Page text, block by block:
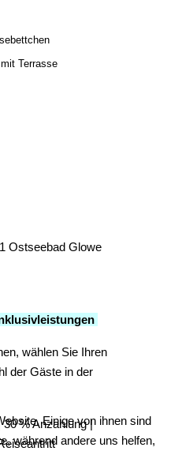
Terrasse
Ostseebad Glowe
wählen Sie Ihren
der Gäste in der
% Anzahlung |
Einige von ihnen sind
während andere uns helfen,